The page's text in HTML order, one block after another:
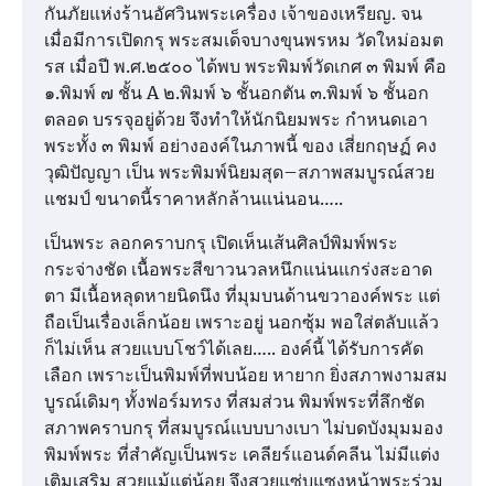
กันภัยแห่งร้านอัศวินพระเครื่อง เจ้าของเหรียญ. จน
เมื่อมีการเปิดกรุ พระสมเด็จบางขุนพรหม วัดใหม่อมต
รส เมื่อปี พ.ศ.๒๕๐๐ ได้พบ พระพิมพ์วัดเกศ ๓ พิมพ์ คือ
๑.พิมพ์ ๗ ชั้น A ๒.พิมพ์ ๖ ชั้นอกตัน ๓.พิมพ์ ๖ ชั้นอก
ตลอด บรรจุอยู่ด้วย จึงทำให้นักนิยมพระ กำหนดเอา
พระทั้ง ๓ พิมพ์ อย่างองค์ในภาพนี้ ของ เสี่ยกฤษฏ์ คง
วุฒิปัญญา เป็น พระพิมพ์นิยมสุด–สภาพสมบูรณ์สวย
แชมป์ ขนาดนี้ราคาหลักล้านแน่นอน…..
เป็นพระ ลอกคราบกรุ เปิดเห็นเส้นศิลป์พิมพ์พระ
กระจ่างชัด เนื้อพระสีขาวนวลหนึกแน่นแกร่งสะอาด
ตา มีเนื้อหลุดหายนิดนึง ที่มุมบนด้านขวาองค์พระ แต่
ถือเป็นเรื่องเล็กน้อย เพราะอยู่ นอกซุ้ม พอใส่ตลับแล้ว
ก็ไม่เห็น สวยแบบโชว์ได้เลย….. องค์นี้ ได้รับการคัด
เลือก เพราะเป็นพิมพ์ที่พบน้อย หายาก ยิ่งสภาพงามสม
บูรณ์เดิมๆ ทั้งฟอร์มทรง ที่สมส่วน พิมพ์พระที่ลึกชัด
สภาพคราบกรุ ที่สมบูรณ์แบบบางเบา ไม่บดบังมุมมอง
พิมพ์พระ ที่สำคัญเป็นพระ เคลียร์แอนด์คลีน ไม่มีแต่ง
เติมเสริม สวยแม้แต่น้อย จึงสวยแซ่บแซงหน้าพระร่วม